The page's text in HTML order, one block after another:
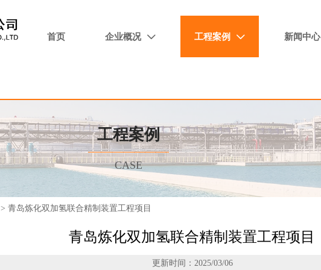
首页 企业概况  工程案例  新闻中心
工程案例
CASE
>青岛炼化双加氢联合精制装置工程项目
青岛炼化双加氢联合精制装置工程项目
更新时间：2025/03/06